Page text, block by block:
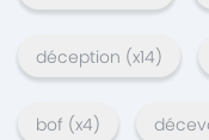
déception (x14)
bof (x4)